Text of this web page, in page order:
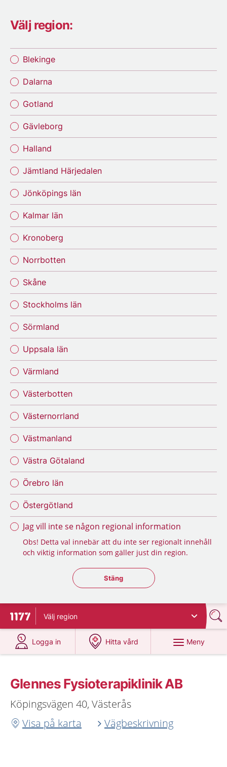
Välj region:
Blekinge
Dalarna
Gotland
Gävleborg
Halland
Jämtland Härjedalen
Jönköpings län
Kalmar län
Kronoberg
Norrbotten
Skåne
Stockholms län
Sörmland
Uppsala län
Värmland
Västerbotten
Västernorrland
Västmanland
Västra Götaland
Örebro län
Östergötland
Jag vill inte se någon regional information
Obs! Detta val innebär att du inte ser regionalt innehåll
och viktig information som gäller just din region.
Stäng regionsväljaren
Stäng
Till startsidan för 1177
Välj region
Logga in
på 1177.se
Hitta vård
på 1177.se
Meny
Glennes Fysioterapiklinik AB
Köpingsvägen 40, Västerås
Visa på karta
Vägbeskrivning